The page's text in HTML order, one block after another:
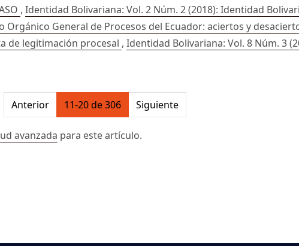
,Identidad Bolivariana: Vol. 2 Núm. 2 (2018): Identidad
Orgánico General de Procesos del Ecuador: aciertos y
de legitimación procesal ,Identidad Bolivariana: Vol. 8 Núm. 3
Anterior 11-20 de 306 Siguiente
avanzada para este artículo.